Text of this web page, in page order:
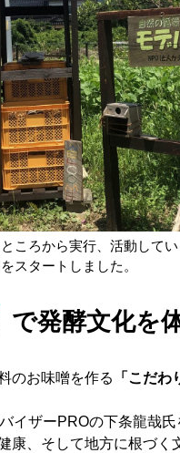
ころから実行、活動して
スタートしました。
で発酵文化を
のお味噌を作る 「こだ
イザーPROの下条龍哉
康、そして地方に根づ